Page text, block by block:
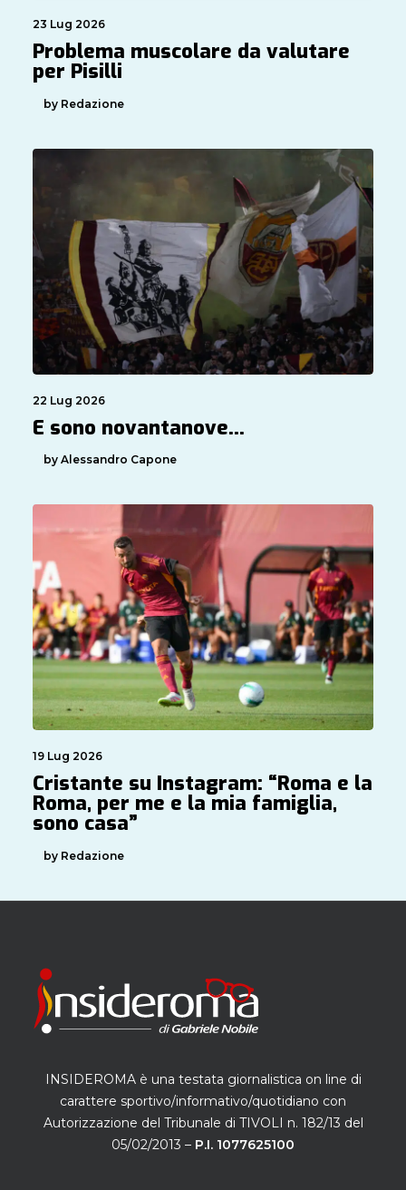
23 Lug 2026
Problema muscolare da valutare
per Pisilli
by Redazione
22 Lug 2026
E sono novantanove…
by Alessandro Capone
19 Lug 2026
Cristante su Instagram: “Roma e la
Roma, per me e la mia famiglia,
sono casa”
by Redazione
INSIDEROMA è una testata giornalistica on line di
carattere sportivo/informativo/quotidiano con
Autorizzazione del Tribunale di TIVOLI n. 182/13 del
05/02/2013 – P.I. 1077625100